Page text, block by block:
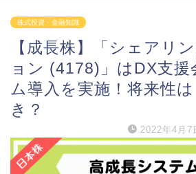
株式投資・金融知識
【成長株】「シェアリ
ョン (4178)」はDX支援
ム導入を実施！将来性
き？
2022年4月7